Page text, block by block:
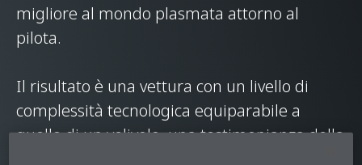
migliore al mondo plasmata attorno al
pilota.
Il risultato è una vettura con un livello di
complessità tecnologica equiparabile a
quello di un velivolo, una testimonianza della